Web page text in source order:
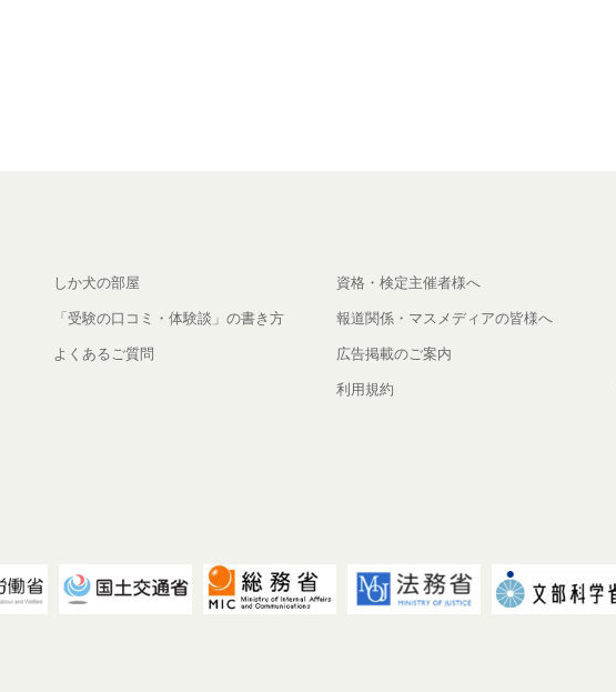
しか犬の部屋
「受験の口コミ・体験談」の書き方
よくあるご質問
資格・検定主催者様へ
報道関係・マスメディアの皆様へ
広告掲載のご案内
利用規約